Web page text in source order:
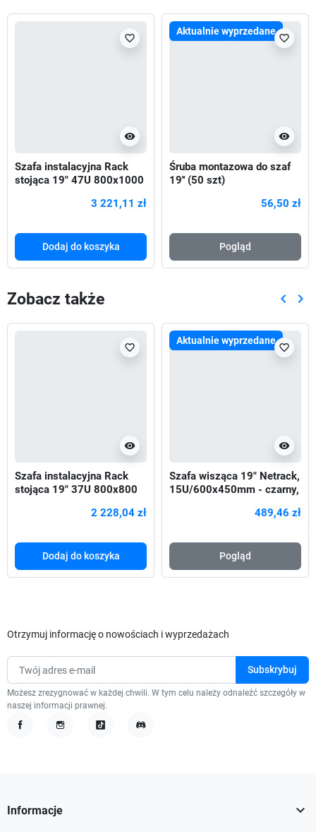
visibility
favorite_border
Szafa instalacyjna Rack
stojąca 19" 47U 800x1000
3 221,11 zł
Dodaj do koszyka
Aktualnie wyprzedane
visibility
favorite_border
Śruba montazowa do szaf
19'' (50 szt)
56,50 zł
Pogląd
Zobacz także keyboard_arrow_left keyboard_arrow_right
visibility
favorite_border
Szafa instalacyjna Rack
stojąca 19" 37U 800x800
2 228,04 zł
Dodaj do koszyka
Aktualnie wyprzedane
visibility
favorite_border
Szafa wisząca 19" Netrack,
15U/600x450mm - czarny,
489,46 zł
Pogląd
Otrzymuj informację o nowościach i wyprzedażach
Możesz zrezygnować w każdej chwili. W tym celu należy odnaleźć szczegóły w
naszej informacji prawnej.
Informacje 